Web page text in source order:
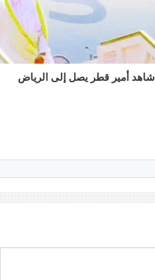
شاهد أمير قطر يصل إلى الرياض